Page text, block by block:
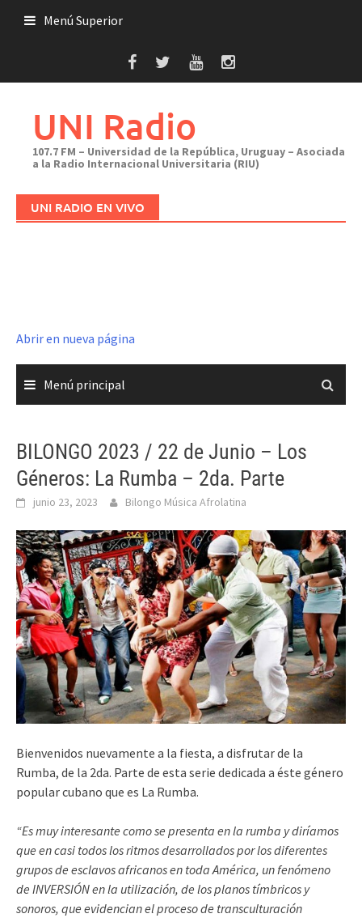
Menú Superior
UNI Radio
107.7 FM – Universidad de la República, Uruguay – Asociada
a la Radio Internacional Universitaria (RIU)
UNI RADIO EN VIVO
Abrir en nueva página
Menú principal
BILONGO 2023 / 22 de Junio – Los
Géneros: La Rumba – 2da. Parte
junio 23, 2023 Bilongo Música Afrolatina
Bienvenidos nuevamente a la fiesta, a disfrutar de la
Rumba, de la 2da. Parte de esta serie dedicada a éste género
popular cubano que es La Rumba.
“Es muy interesante como se presenta en la rumba y diríamos
que en casi todos los ritmos desarrollados por los diferentes
grupos de esclavos africanos en toda América, un fenómeno
de INVERSIÓN en la utilización, de los planos tímbricos y
sonoros, que evidencian el proceso de transculturación